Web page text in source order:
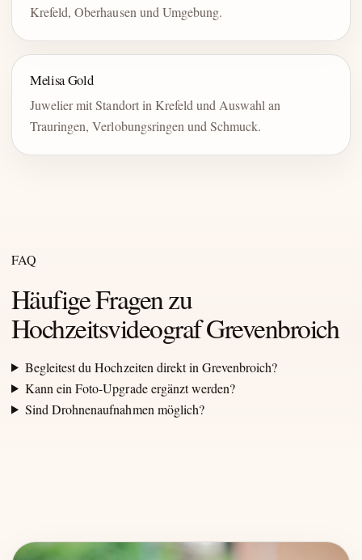
Krefeld, Oberhausen und Umgebung.
Melisa Gold
Juwelier mit Standort in Krefeld und Auswahl an
Trauringen, Verlobungsringen und Schmuck.
FAQ
Häufige Fragen zu
Hochzeitsvideograf Grevenbroich
Begleitest du Hochzeiten direkt in Grevenbroich?
Kann ein Foto-Upgrade ergänzt werden?
Sind Drohnenaufnahmen möglich?